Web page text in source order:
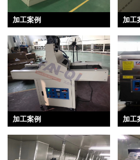
加工案例 加工
加工案例 加工